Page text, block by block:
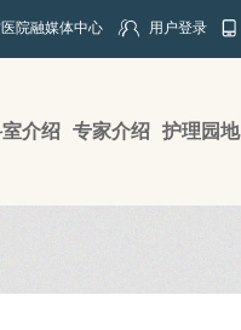
院融媒体中心 用户登录
介绍 专家介绍 护理园地